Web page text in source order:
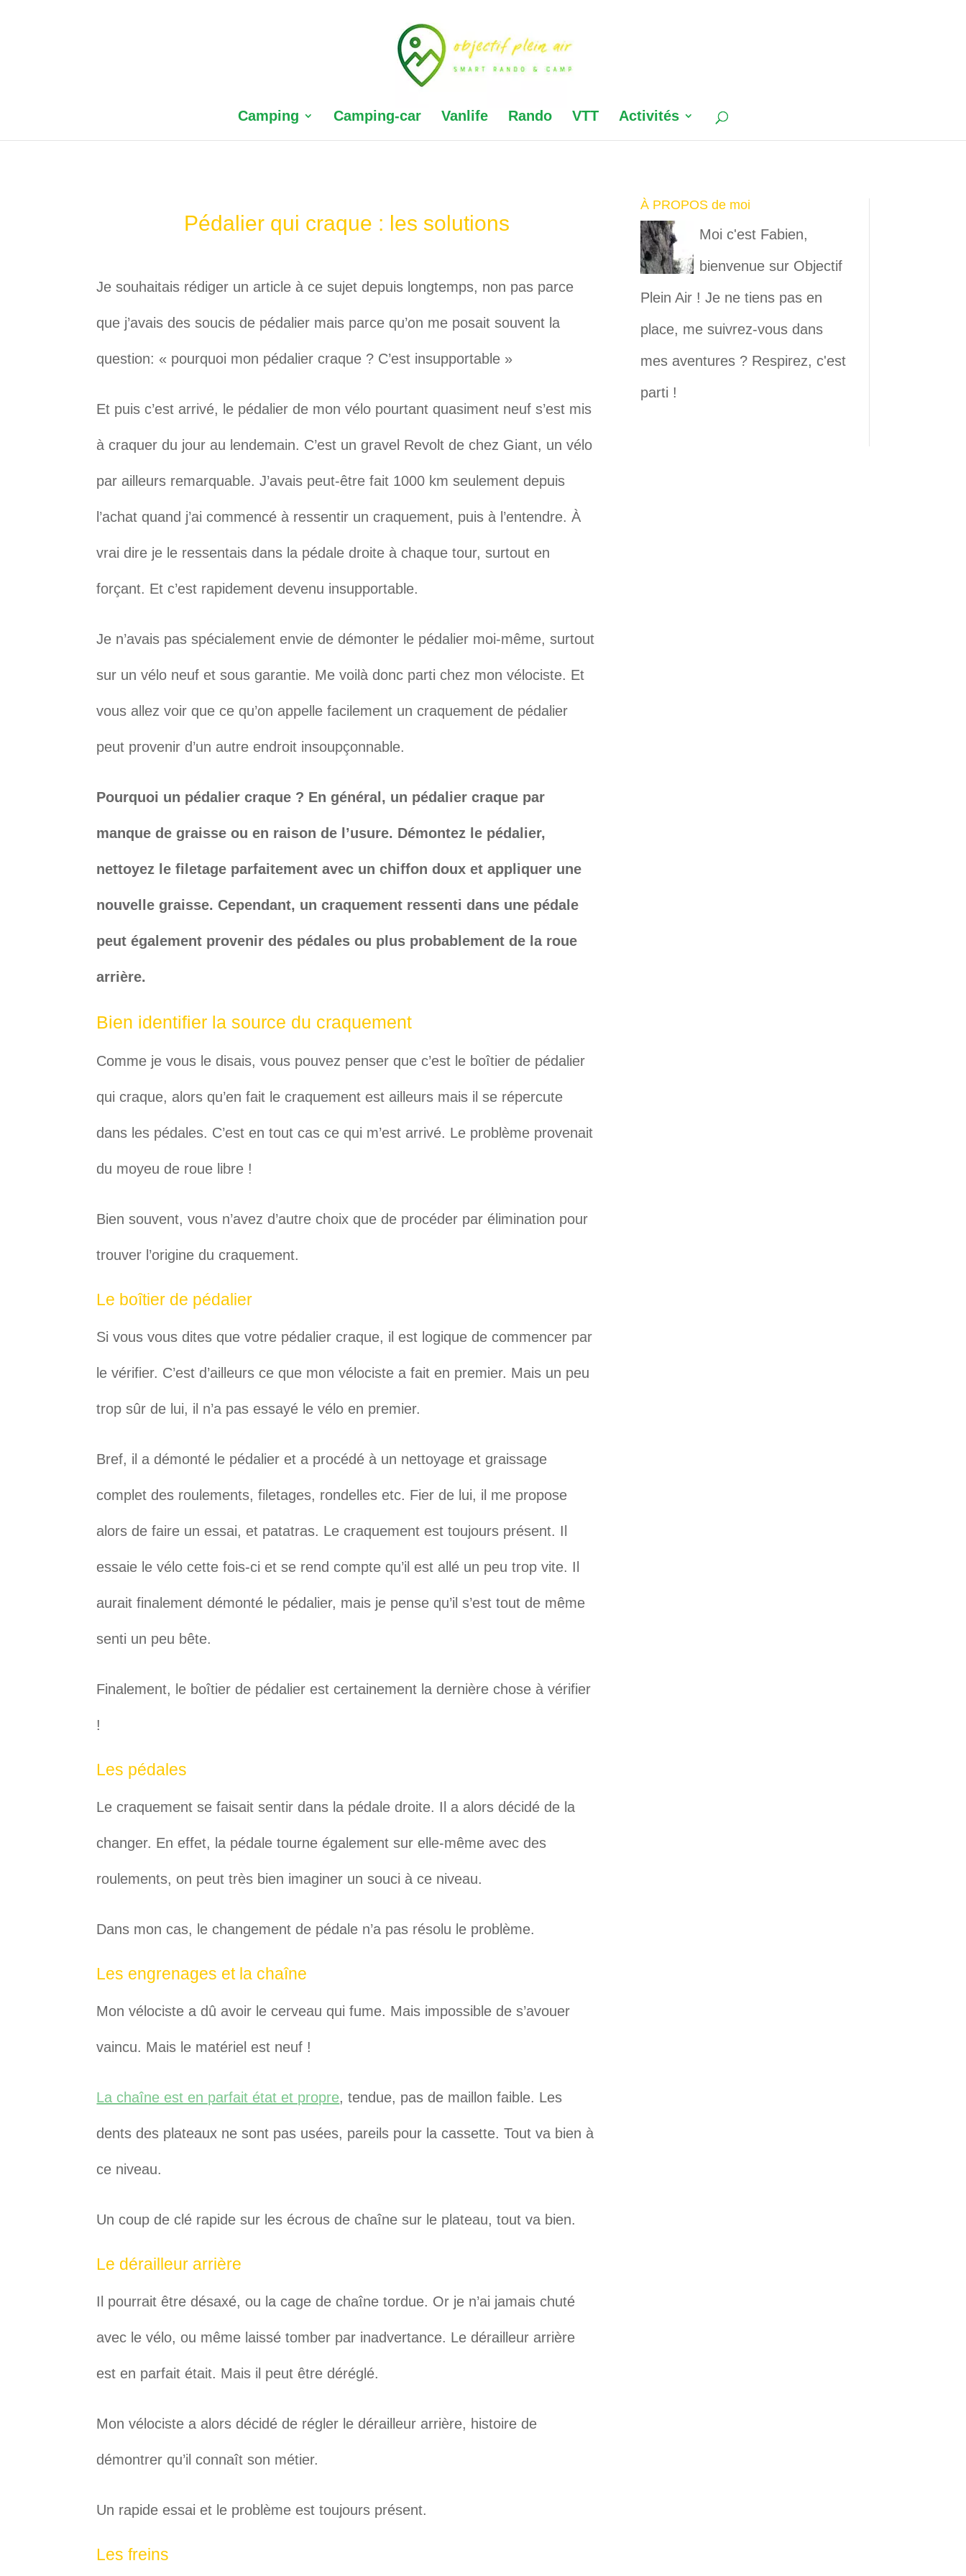
Camping Camping-car Vanlife Rando VTT Activités
Pédalier qui craque : les solutions
Je souhaitais rédiger un article à ce sujet depuis longtemps, non pas parce
que j’avais des soucis de pédalier mais parce qu’on me posait souvent la
question: « pourquoi mon pédalier craque ? C’est insupportable »
Et puis c’est arrivé, le pédalier de mon vélo pourtant quasiment neuf s’est mis
à craquer du jour au lendemain. C’est un gravel Revolt de chez Giant, un vélo
par ailleurs remarquable. J’avais peut-être fait 1000 km seulement depuis
l’achat quand j’ai commencé à ressentir un craquement, puis à l’entendre. À
vrai dire je le ressentais dans la pédale droite à chaque tour, surtout en
forçant. Et c’est rapidement devenu insupportable.
Je n’avais pas spécialement envie de démonter le pédalier moi-même, surtout
sur un vélo neuf et sous garantie. Me voilà donc parti chez mon vélociste. Et
vous allez voir que ce qu’on appelle facilement un craquement de pédalier
peut provenir d’un autre endroit insoupçonnable.
Pourquoi un pédalier craque ? En général, un pédalier craque par
manque de graisse ou en raison de l’usure. Démontez le pédalier,
nettoyez le filetage parfaitement avec un chiffon doux et appliquer une
nouvelle graisse. Cependant, un craquement ressenti dans une pédale
peut également provenir des pédales ou plus probablement de la roue
arrière.
Bien identifier la source du craquement
Comme je vous le disais, vous pouvez penser que c’est le boîtier de pédalier
qui craque, alors qu’en fait le craquement est ailleurs mais il se répercute
dans les pédales. C’est en tout cas ce qui m’est arrivé. Le problème provenait
du moyeu de roue libre !
Bien souvent, vous n’avez d’autre choix que de procéder par élimination pour
trouver l’origine du craquement.
Le boîtier de pédalier
Si vous vous dites que votre pédalier craque, il est logique de commencer par
le vérifier. C’est d’ailleurs ce que mon vélociste a fait en premier. Mais un peu
trop sûr de lui, il n’a pas essayé le vélo en premier.
Bref, il a démonté le pédalier et a procédé à un nettoyage et graissage
complet des roulements, filetages, rondelles etc. Fier de lui, il me propose
alors de faire un essai, et patatras. Le craquement est toujours présent. Il
essaie le vélo cette fois-ci et se rend compte qu’il est allé un peu trop vite. Il
aurait finalement démonté le pédalier, mais je pense qu’il s’est tout de même
senti un peu bête.
Finalement, le boîtier de pédalier est certainement la dernière chose à vérifier
!
Les pédales
Le craquement se faisait sentir dans la pédale droite. Il a alors décidé de la
changer. En effet, la pédale tourne également sur elle-même avec des
roulements, on peut très bien imaginer un souci à ce niveau.
Dans mon cas, le changement de pédale n’a pas résolu le problème.
Les engrenages et la chaîne
Mon vélociste a dû avoir le cerveau qui fume. Mais impossible de s’avouer
vaincu. Mais le matériel est neuf !
La chaîne est en parfait état et propre, tendue, pas de maillon faible. Les
dents des plateaux ne sont pas usées, pareils pour la cassette. Tout va bien à
ce niveau.
Un coup de clé rapide sur les écrous de chaîne sur le plateau, tout va bien.
Le dérailleur arrière
Il pourrait être désaxé, ou la cage de chaîne tordue. Or je n’ai jamais chuté
avec le vélo, ou même laissé tomber par inadvertance. Le dérailleur arrière
est en parfait était. Mais il peut être déréglé.
Mon vélociste a alors décidé de régler le dérailleur arrière, histoire de
démontrer qu’il connaît son métier.
Un rapide essai et le problème est toujours présent.
Les freins
À PROPOS de moi
Moi c'est Fabien,
bienvenue sur Objectif
Plein Air ! Je ne tiens pas en
place, me suivrez-vous dans
mes aventures ? Respirez, c'est
parti !